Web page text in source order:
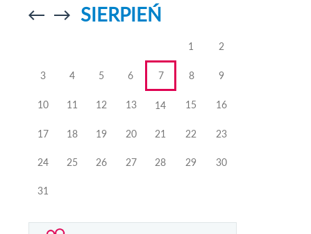
Przejdź doPrzejdź do
SIERPIEŃ
1 2
3 4 5 6 7 8 9
10 11 12 13 14 15 16
17 18 19 20 21 22 23
24 25 26 27 28 29 30
31